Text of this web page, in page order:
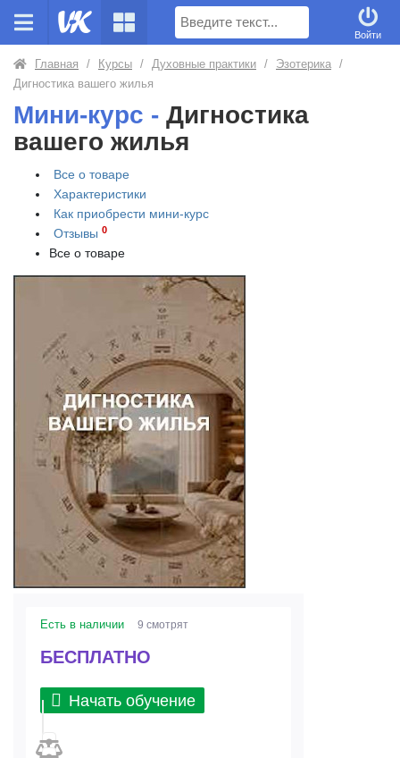
Поиск
Войти
Главная / Курсы / Духовные практики / Эзотерика /
Дигностика вашего жилья
Мини-курс - Дигностика
вашего жилья
Все о товаре
Характеристики
Как приобрести мини-курс
Отзывы 0
Все о товаре
Есть в наличии 9 смотрят
БЕСПЛАТНО
Начать обучение